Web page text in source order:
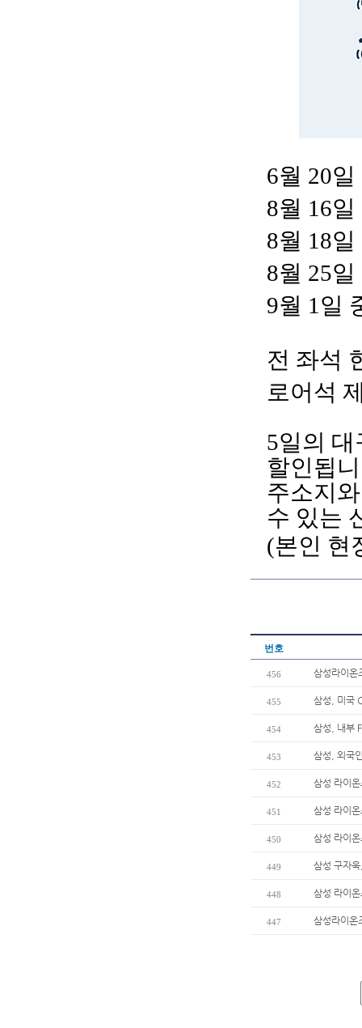
6월 20
8월 16
8월 18
8월 25
9월 1일
전 좌석
로어석
5일의 대
할인됩
주소지
수 있는
(본인 현
번호
456 삼성라이온
455 삼성, 미국
454 삼성, 내부
453 삼성, 외국
452 삼성 라이
451 삼성 라이
450 삼성 라이
449 삼성 구자
448 삼성 라이
447 삼성라이온